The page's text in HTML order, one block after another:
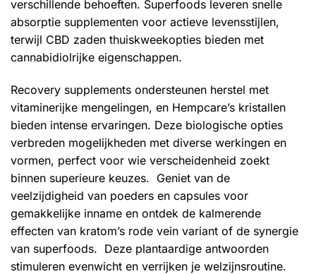
verschillende behoeften. Superfoods leveren snelle
absorptie supplementen voor actieve levensstijlen,
terwijl CBD zaden thuiskweekopties bieden met
cannabidiolrijke eigenschappen.
Recovery supplements ondersteunen herstel met
vitaminerijke mengelingen, en Hempcare’s kristallen
bieden intense ervaringen. Deze biologische opties
verbreden mogelijkheden met diverse werkingen en
vormen, perfect voor wie verscheidenheid zoekt
binnen superieure keuzes. Geniet van de
veelzijdigheid van poeders en capsules voor
gemakkelijke inname en ontdek de kalmerende
effecten van kratom’s rode vein variant of de synergie
van superfoods. Deze plantaardige antwoorden
stimuleren evenwicht en verrijken je welzijnsroutine.